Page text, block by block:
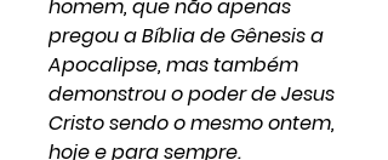
homem, que não apenas
pregou a Bíblia de Gênesis a
Apocalipse, mas também
demonstrou o poder de Jesus
Cristo sendo o mesmo ontem,
hoje e para sempre.